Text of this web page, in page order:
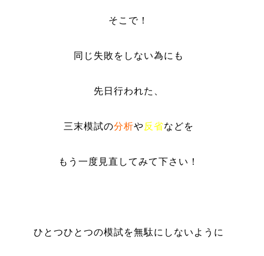
そこで！
同じ失敗をしない為にも
先日行われた、
三末模試の分析や反省などを
もう一度見直してみて下さい！
ひとつひとつの模試を無駄にしないように